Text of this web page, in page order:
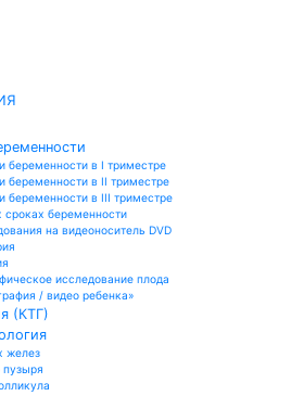
беременности в I триместре
беременности в II триместре
беременности в III триместре
сроках беременности
на видеоноситель DVD
исследование плода
/ видео ребенка»
(КТГ)
желез